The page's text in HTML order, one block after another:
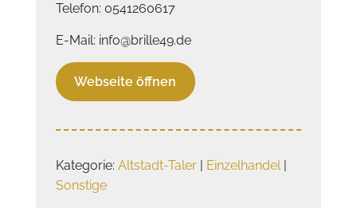
Telefon: 0541260617
E-Mail: info@brille49.de
Webseite öffnen
Kategorie: Altstadt-Taler| Einzelhandel |
Sonstige